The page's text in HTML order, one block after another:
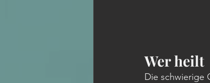
Wer heilt
Die schwierige